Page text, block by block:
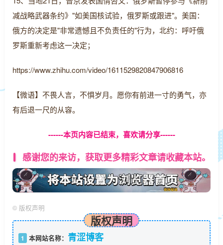
减战略武器条约》"如美国核试验，俄罗斯或跟进"。美国：
俄方的决定是"非常遗憾且不负责任的"行为，北约：呼吁俄
罗斯重新考虑这一决定；
https://www.zhihu.com/video/1611529820847906816
【微语】不畏人言，不惧岁月。愿你有前进一寸的勇气，亦
有后退一尺的从容。
------本页内容已结束，喜欢请分享------
感谢您的来访，获取更多精彩文章请收藏本站。
© 版权声明
版权声明
1 本网站名称： 青涩博客